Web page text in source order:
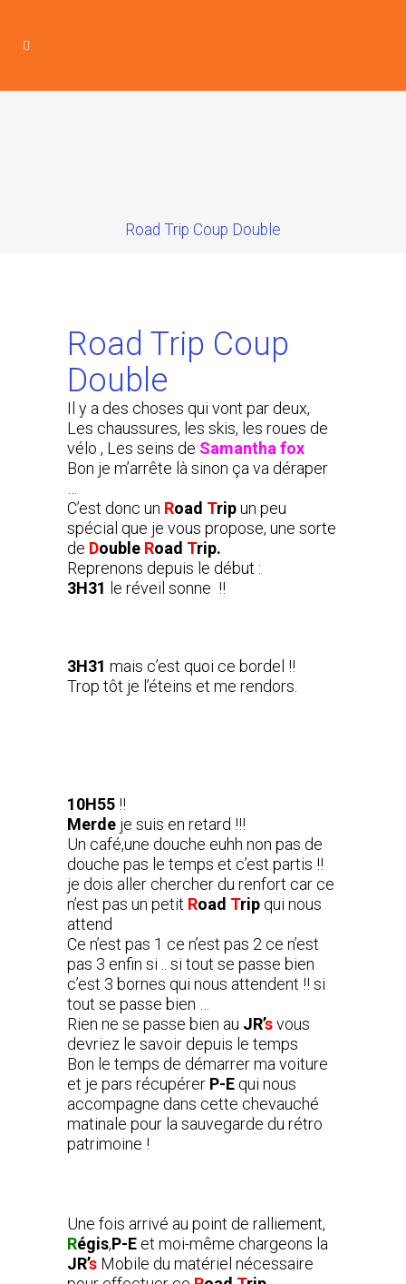
Road Trip Coup Double
Road Trip Coup
Double
Il y a des choses qui vont par deux,
Les chaussures, les skis, les roues de
vélo , Les seins de Samantha fox
Bon je m’arrête là sinon ça va déraper
C’est donc un Road Tripun peu
spécial que je vous propose, une sorte
de Double Road Trip.
Reprenons depuis le début :
3H31 le réveil sonne !!
3H31 mais c’est quoi ce bordel !!
Trop tôt je l’éteins et me rendors.
10H55 !!
Merde je suis en retard !!!
Un café,une douche euhh non pas de
douche pas le temps et c’est partis !!
je dois aller chercher du renfort car ce
n’est pas un petit Road Trip qui nous
attend
Ce n’est pas 1 ce n’est pas 2 ce n’est
pas 3 enfin si .. si tout se passe bien
c’est 3 bornes qui nous attendent !! si
tout se passe bien …
Rien ne se passe bien au JR’svous
devriez le savoir depuis le temps
Bon le temps de démarrer ma voiture
et je pars récupérer P-E qui nous
accompagne dans cette chevauché
matinale pour la sauvegarde du rétro
patrimoine !
Une fois arrivé au point de ralliement,
Régis,P-E et moi-même chargeons la
JR’s Mobile du matériel nécessaire